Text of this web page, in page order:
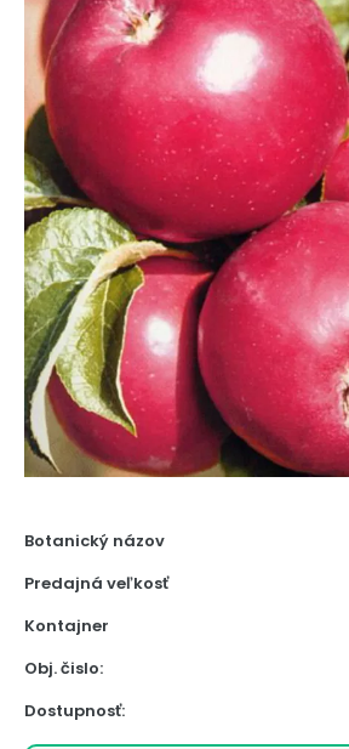
Botanický názov
Predajná veľkosť
Kontajner
Obj. čislo:
Dostupnosť: